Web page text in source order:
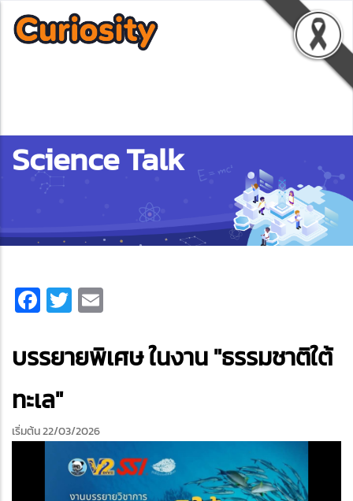
Science Talk
Facebook
Twitter
บรรยายพิเศษ ในงาน "ธรรมชาติใต้
ทะเล"
เริ่มต้น 22/03/2026